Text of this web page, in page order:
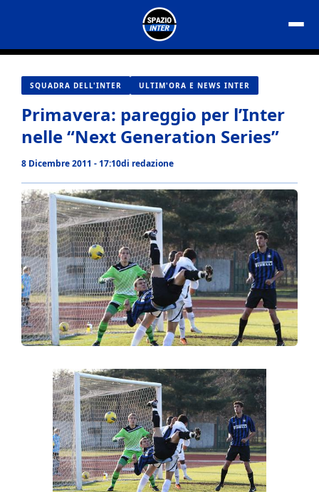
contenuto
SQUADRA DELL'INTER ULTIM'ORA E NEWS INTER
Primavera: pareggio per l’Inter
nelle “Next Generation Series”
8 Dicembre 2011 - 17:10di redazione